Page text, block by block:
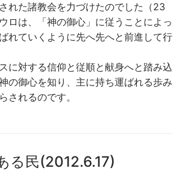
れた諸教会を力づけたのでした（23
ロは、「神の御心」に従うことによっ
れていくように先へ先へと前進して行
に対する信仰と従順と献身へと踏み込
の御心を知り、主に持ち運ばれる歩み
されるのです。
る民(2012.6.17)